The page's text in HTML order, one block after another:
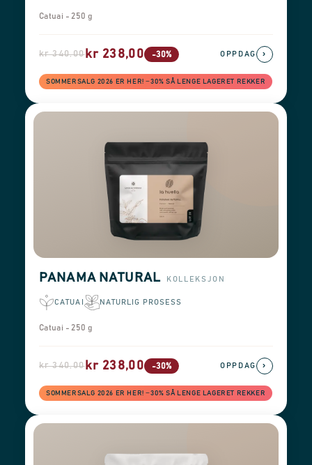
Catuai - 250 g
kr 340,00kr 238,00 -30%
SOMMERSALG 2026 ER HER! −30% SÅ LENGE LAGERET REKKER
OPPDAG ›
PANAMA NATURAL KOLLEKSJON
CATUAI NATURLIG PROSESS
Catuai - 250 g
kr 340,00kr 238,00 -30%
SOMMERSALG 2026 ER HER! −30% SÅ LENGE LAGERET REKKER
OPPDAG ›